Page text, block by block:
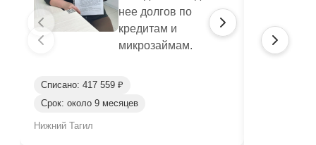
нее долгов по
кредитам и
микрозаймам.
Списано: 417 559 ₽
Срок: около 9 месяцев
Нижний Тагил